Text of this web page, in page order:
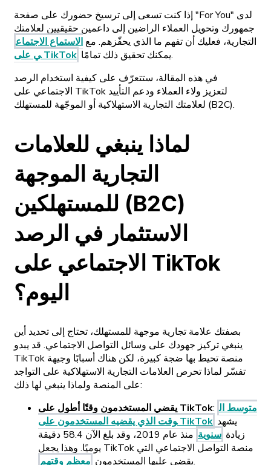
إذا كنت تسعى إلى ترسيخ حضورك على صفحة "For You" لدى
جمهورك وتحويل العملاء الراضين إلى داعمين حقيقيين لعلامتك
التجارية، فعليك أن تفهم ما الذي يحفّزهم. مع الاستماع الاجتماع
ي على TikTok
يمكنك تحقيق ذلك تمامًا.
في هذه المقالة، ستتعرّف على كيفية استخدام الرصد
الاجتماعي على TikTok لتعزيز ولاء العملاء ودعم التأييد
لعلامتك التجارية الاستهلاكية أو الموجّهة للمستهلك (B2C).
لماذا ينبغي للعلامات
التجارية الموجهة
للمستهلكين (B2C)
الاستثمار في الرصد
الاجتماعي على TikTok
اليوم؟
بصفتك علامة تجارية موجهة للمستهلك، تحتاج إلى تحديد أين
ينبغي تركيز جهودك على وسائل التواصل الاجتماعي. قد يبدو
TikTok منصة تحيط بها ضجة كبيرة، لكن هناك أسبابًا وجيهة
تفسّر لماذا تحرص العلامات التجارية الاستهلاكية على التواجد
على المنصة ولماذا ينبغي لها ذلك:
يقضي المستخدمون وقتًا أطول على TikTok: متوسط ال
وقت الذي يقضيه المستخدمون على TikTok
زيادة سنوية
منذ عام 2019، وقد بلغ الآن 58.4 دقيقة
يوميًا. وهذا يجعل TikTok منصة التواصل الاجتماعي التي
يقضي عليها المستخدمون معظم وقتهم
.